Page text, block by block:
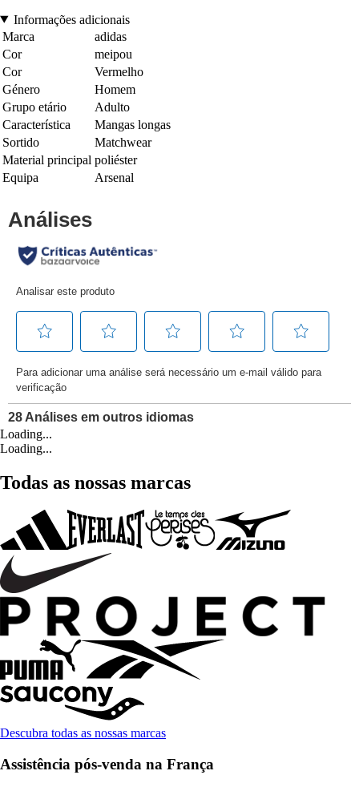
Informações adicionais
Marca
adidas
Cor
meipou
Cor
Vermelho
Género
Homem
Grupo etário
Adulto
Característica
Mangas longas
Sortido
Matchwear
Material principal poliéster
Equipa
Arsenal
Loading...
Loading...
Todas as nossas marcas
Descubra todas as nossas marcas
Assistência pós-venda na França